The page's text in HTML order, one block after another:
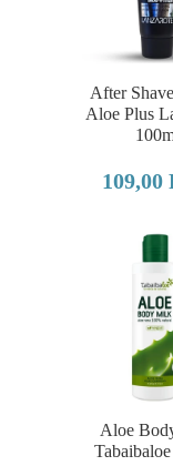
After
Aloe Plus
109,00
Aloe